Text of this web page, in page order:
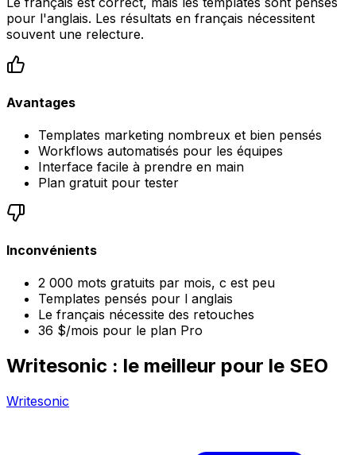
pour l'anglais. Les résultats en français nécessitent
souvent une relecture.
Avantages
Templates marketing nombreux et bien pensés
Workflows automatisés pour les équipes
Interface facile à prendre en main
Plan gratuit pour tester
Inconvénients
2 000 mots gratuits par mois, c est peu
Templates pensés pour l anglais
Le français nécessite des retouches
36 $/mois pour le plan Pro
Writesonic : le meilleur pour le SEO
Writesonic